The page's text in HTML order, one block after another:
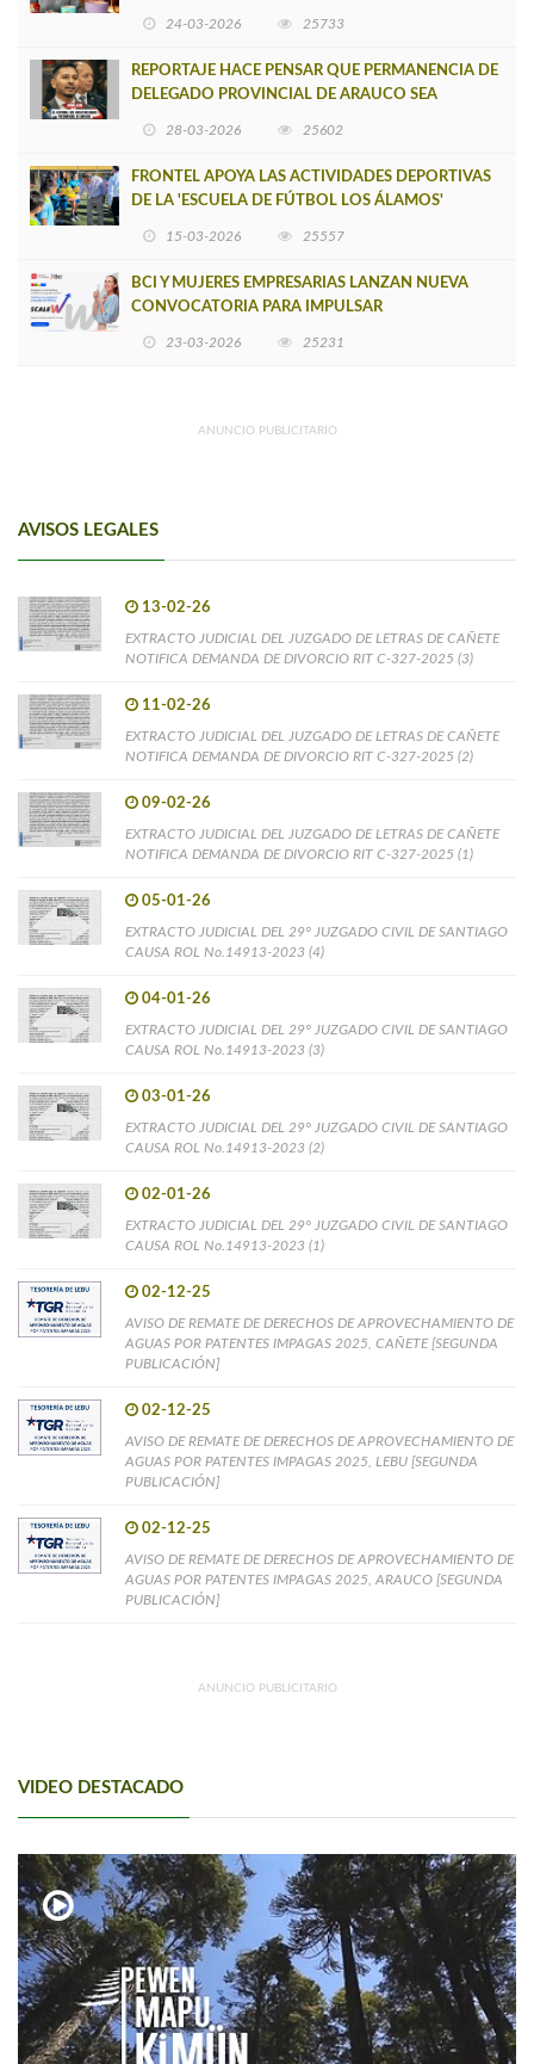
24-03-2026 25733
REPORTAJE HACE PENSAR QUE PERMANENCIA DE
DELEGADO PROVINCIAL DE ARAUCO SEA
28-03-2026 25602
FRONTEL APOYA LAS ACTIVIDADES DEPORTIVAS
DE LA 'ESCUELA DE FÚTBOL LOS ÁLAMOS'
15-03-2026 25557
BCI Y MUJERES EMPRESARIAS LANZAN NUEVA
CONVOCATORIA PARA IMPULSAR
23-03-2026 25231
ANUNCIO PUBLICITARIO
AVISOS LEGALES
13-02-26
EXTRACTO JUDICIAL DEL JUZGADO DE LETRAS DE CAÑETE
NOTIFICA DEMANDA DE DIVORCIO RIT C-327-2025 (3)
11-02-26
EXTRACTO JUDICIAL DEL JUZGADO DE LETRAS DE CAÑETE
NOTIFICA DEMANDA DE DIVORCIO RIT C-327-2025 (2)
09-02-26
EXTRACTO JUDICIAL DEL JUZGADO DE LETRAS DE CAÑETE
NOTIFICA DEMANDA DE DIVORCIO RIT C-327-2025 (1)
05-01-26
EXTRACTO JUDICIAL DEL 29° JUZGADO CIVIL DE SANTIAGO
CAUSA ROL No.14913-2023 (4)
04-01-26
EXTRACTO JUDICIAL DEL 29° JUZGADO CIVIL DE SANTIAGO
CAUSA ROL No.14913-2023 (3)
03-01-26
EXTRACTO JUDICIAL DEL 29° JUZGADO CIVIL DE SANTIAGO
CAUSA ROL No.14913-2023 (2)
02-01-26
EXTRACTO JUDICIAL DEL 29° JUZGADO CIVIL DE SANTIAGO
CAUSA ROL No.14913-2023 (1)
02-12-25
AVISO DE REMATE DE DERECHOS DE APROVECHAMIENTO DE
AGUAS POR PATENTES IMPAGAS 2025, CAÑETE [SEGUNDA
PUBLICACIÓN]
02-12-25
AVISO DE REMATE DE DERECHOS DE APROVECHAMIENTO DE
AGUAS POR PATENTES IMPAGAS 2025, LEBU [SEGUNDA
PUBLICACIÓN]
02-12-25
AVISO DE REMATE DE DERECHOS DE APROVECHAMIENTO DE
AGUAS POR PATENTES IMPAGAS 2025, ARAUCO [SEGUNDA
PUBLICACIÓN]
ANUNCIO PUBLICITARIO
VIDEO DESTACADO